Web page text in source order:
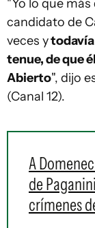
"Yo lo que
candidato de
veces ytodavía
tenue, de que
Abierto", dijo
(Canal 12).
A
de
crímenes